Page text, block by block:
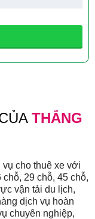
THẮNG
cho thuê xe với
29 chỗ, 45 chỗ,
vận tải du lịch,
dịch vụ hoàn
chuyên nghiệp,